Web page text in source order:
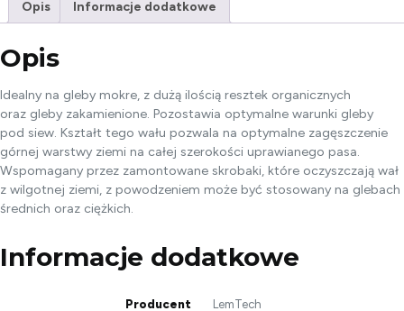
Opis Informacje dodatkowe
Opis
Idealny na gleby mokre, z dużą ilością resztek organicznych
oraz gleby zakamienione. Pozostawia optymalne warunki gleby
pod siew. Kształt tego wału pozwala na optymalne zagęszczenie
górnej warstwy ziemi na całej szerokości uprawianego pasa.
Wspomagany przez zamontowane skrobaki, które oczyszczają wał
z wilgotnej ziemi, z powodzeniem może być stosowany na glebach
średnich oraz ciężkich.
Informacje dodatkowe
Producent LemTech